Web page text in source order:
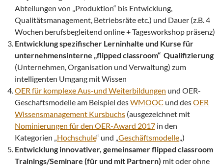
Abteilungen von „Produktion“ bis Entwicklung,
Qualitätsmanagement, Betriebsräte etc.) und Dauer (z.B. 4
Wochen berufsbegleitend online + Tagesworkshop präsenz)
Entwicklung spezifischer Lerninhalte und Kurse für
unternehmensinterne „flipped classroom“ Qualifizierung
(Unternehmen, Organisation und Verwaltung) zum
intelligenten Umgang mit Wissen
OER für komplexe Aus-und Weiterbildungen und OER-
Geschaftsmodelle am Beispiel desWMOOC und desOER
Wissensmanagement Kursbuchs (ausgezeichnet mit
Nominierungen für den OER-Award 2017 in den
Kategorien „ Hochschule“ und „ Geschäftsmodelle „)
Entwicklung innovativer, gemeinsamer flipped classroom
Trainings/Seminare (für und mit Partnern) mit oder ohne